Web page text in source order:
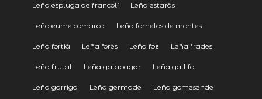
Leña espluga de francolí Leña estaràs
Leña eume comarca Leña fornelos de montes
Leña fortià Leña forès Leña foz Leña frades
Leña frutal Leña galapagar Leña gallifa
Leña garriga Leña germade Leña gomesende